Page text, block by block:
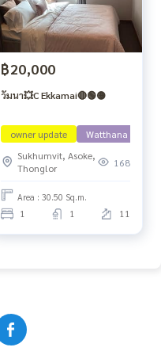
฿20,000
วัมนา💥C Ekkamai🔴🟢🟡
owner update
Watthana
Sukhumvit, Asoke,
Thonglor
168
Area : 30.50 Sq.m.
1 1 11